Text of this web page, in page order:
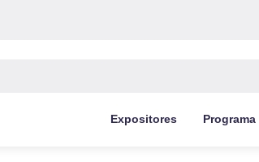
Expositores Programa